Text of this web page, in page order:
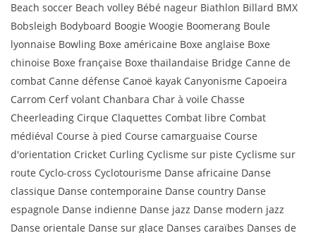
Beach soccer Beach volley Bébé nageur Biathlon Billard BMX
Bobsleigh Bodyboard Boogie Woogie Boomerang Boule
lyonnaise Bowling Boxe américaine Boxe anglaise Boxe
chinoise Boxe française Boxe thaïlandaise Bridge Canne de
combat Canne défense Canoë kayak Canyonisme Capoeira
Carrom Cerf volant Chanbara Char à voile Chasse
Cheerleading Cirque Claquettes Combat libre Combat
médiéval Course à pied Course camarguaise Course
d'orientation Cricket Curling Cyclisme sur piste Cyclisme sur
route Cyclo-cross Cyclotourisme Danse africaine Danse
classique Danse contemporaine Danse country Danse
espagnole Danse indienne Danse jazz Danse modern jazz
Danse orientale Danse sur glace Danses caraïbes Danses de